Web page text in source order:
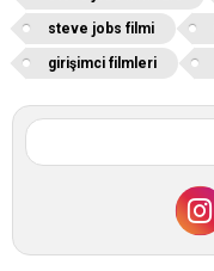
steve jobs filmi
girişimci filmleri